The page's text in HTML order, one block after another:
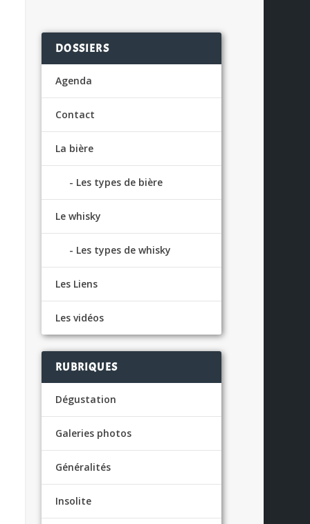
DOSSIERS
Agenda
Contact
La bière
Les types de bière
Le whisky
Les types de whisky
Les Liens
Les vidéos
RUBRIQUES
Dégustation
Galeries photos
Généralités
Insolite